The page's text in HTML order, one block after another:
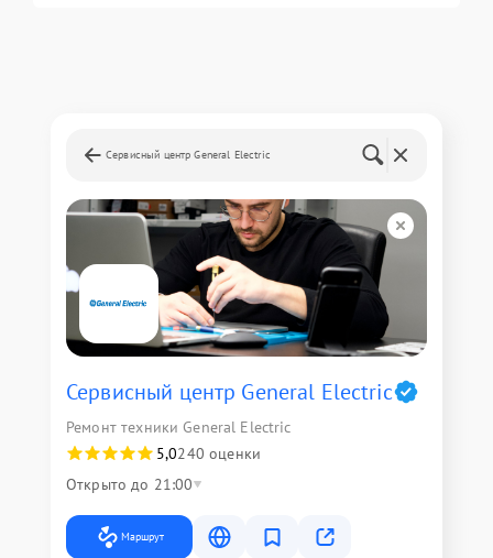
Сервисный центр General Electric
Сервисный центр General Electric
Ремонт техники General Electric
5,0240 оценки
Открыто до 21:00
Маршрут